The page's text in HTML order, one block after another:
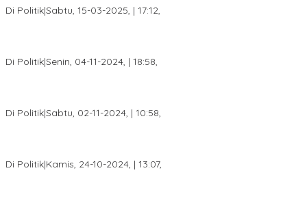
Di Politik|Sabtu, 15-03-2025, | 17:12,
Di Politik|Senin, 04-11-2024, | 18:58,
Di Politik|Sabtu, 02-11-2024, | 10:58,
Di Politik|Kamis, 24-10-2024, | 13:07,